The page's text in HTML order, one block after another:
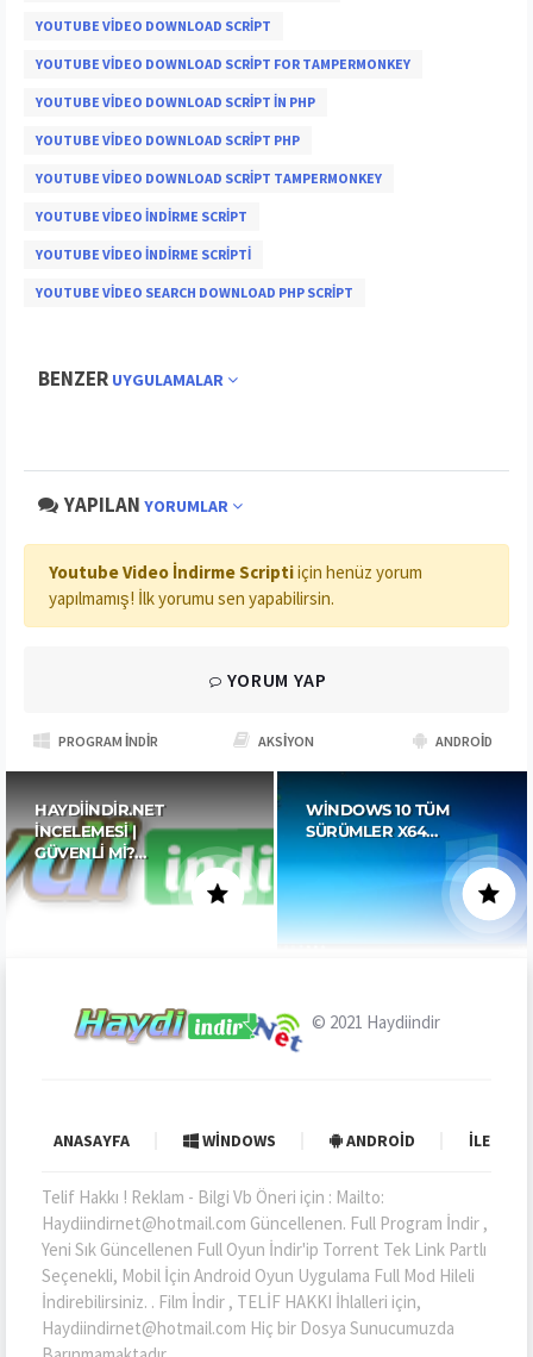
PROGRAM İNDIR AKSIYON ANDROID
HAYDIINDIR.NET
İNCELEMESI |
GÜVENLI MI?…
WINDOWS 10 TÜM
SÜRÜMLER X64…
YOUTUBE VIDEO DOWNLOAD SCRIPT
YOUTUBE VIDEO DOWNLOAD SCRIPT FOR TAMPERMONKEY
YOUTUBE VIDEO DOWNLOAD SCRIPT IN PHP
YOUTUBE VIDEO DOWNLOAD SCRIPT PHP
YOUTUBE VIDEO DOWNLOAD SCRIPT TAMPERMONKEY
YOUTUBE VIDEO INDIRME SCRIPT
YOUTUBE VIDEO İNDIRME SCRIPTI
YOUTUBE VIDEO SEARCH DOWNLOAD PHP SCRIPT
BENZER UYGULAMALAR
YAPILAN YORUMLAR
Youtube Video İndirme Scriptiiçin henüz yorum
yapılmamış! İlk yorumu sen yapabilirsin.
YORUM YAP
© 2021 Haydiindir
ANASAYFA WINDOWS ANDROID İLETIŞIM
Telif Hakkı ! Reklam - Bilgi Vb Öneri için : Mailto:
Haydiindirnet@hotmail.com Güncellenen. Full Program İndir ,
Yeni Sık Güncellenen Full Oyun İndir'ip Torrent Tek Link Partlı
Seçenekli, Mobil İçin Android Oyun Uygulama Full Mod Hileli
İndirebilirsiniz. . Film İndir , TELİF HAKKI İhlalleri için,
Haydiindirnet@hotmail.com Hiç bir Dosya Sunucumuzda